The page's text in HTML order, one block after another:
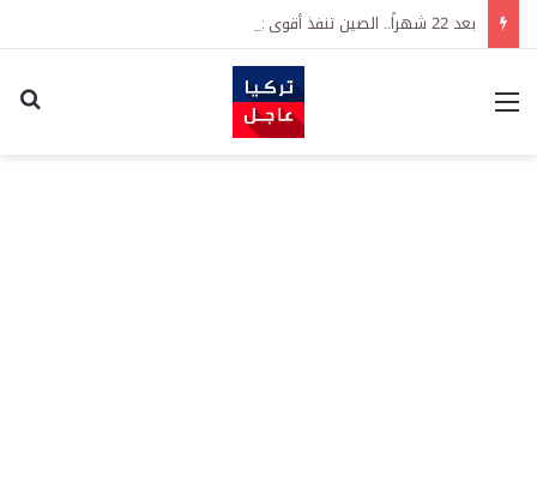
القائمة